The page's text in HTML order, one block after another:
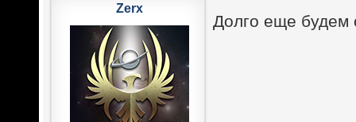
Долго еще будем
Zerx